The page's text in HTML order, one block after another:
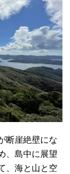
断崖絶壁にな
、島中に展望
、海と山と空